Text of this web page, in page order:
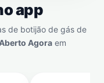
app
de botijão de gás de
Agora em